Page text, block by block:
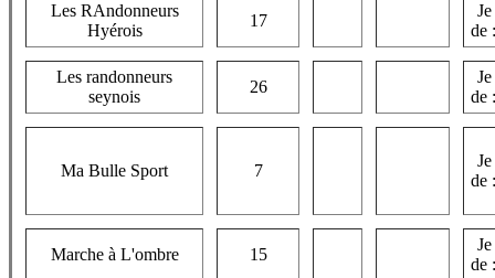
Les RAndonneurs
Hyérois
17
de
Les randonneurs
seynois
26
de
Ma Bulle Sport 7
de
Marche à L'ombre 15
de